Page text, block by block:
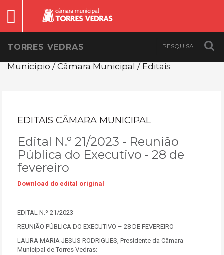
TORRES VEDRAS
Município / Câmara Municipal / Editais
EDITAIS CÂMARA MUNICIPAL
Edital N.º 21/2023 - Reunião
Pública do Executivo - 28 de
fevereiro
Download do edital original
EDITAL N.º 21/2023
REUNIÃO PÚBLICA DO EXECUTIVO – 28 DE FEVEREIRO
LAURA MARIA JESUS RODRIGUES, Presidente da Câmara
Municipal de Torres Vedras: